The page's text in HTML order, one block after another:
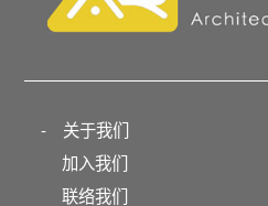
-
关于我们
加入我们
联络我们